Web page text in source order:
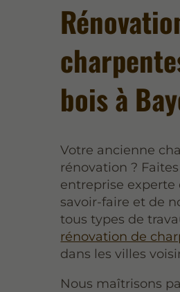
bois à
Votre ancienne
rénovation ?
entreprise experte
savoir-faire et de
tous types de
rénovation de
dans les villes
Nous maîtrisons